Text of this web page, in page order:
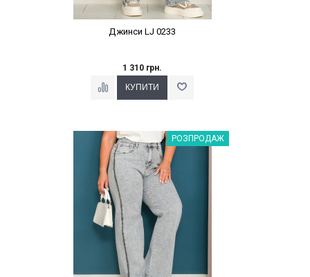
Джинси LJ 0233
1 310 грн.
Наклейки Варіант з %РОЗПРОДАЖ